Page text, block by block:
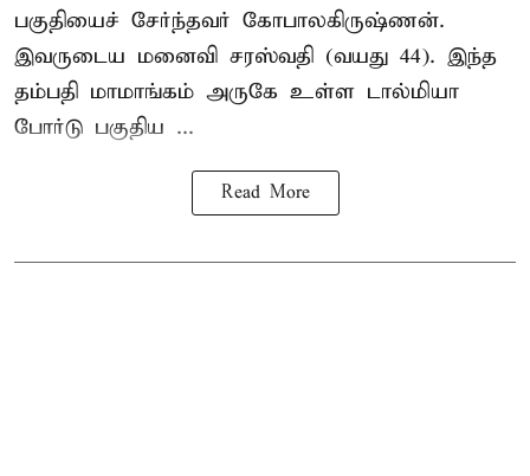
பகுதியைச் சேர்ந்தவர் கோபாலகிருஷ்ணன்.
இவருடைய மனைவி சரஸ்வதி (வயது 44). இந்த
தம்பதி மாமாங்கம் அருகே உள்ள டால்மியா
போர்டு பகுதிய ...
Read More